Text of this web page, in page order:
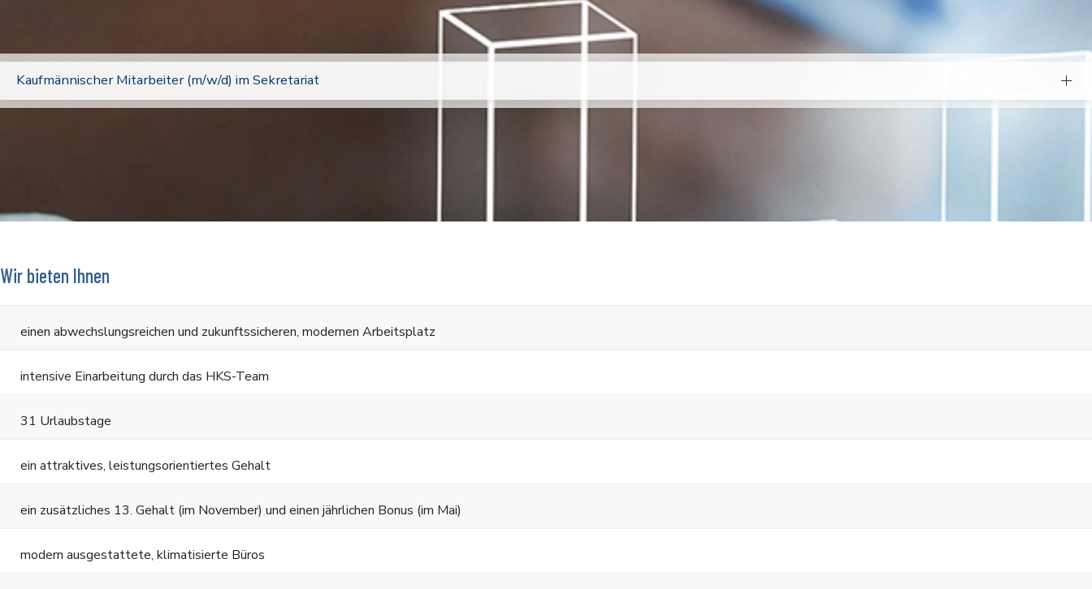
Kaufmännischer Mitarbeiter (m/w/d) im Sekretariat
Wir bieten Ihnen
einen abwechslungsreichen und zukunftssicheren, modernen Arbeitsplatz
intensive Einarbeitung durch das HKS-Team
31 Urlaubstage
ein attraktives, leistungsorientiertes Gehalt
ein zusätzliches 13. Gehalt (im November) und einen jährlichen Bonus (im Mai)
modern ausgestattete, klimatisierte Büros